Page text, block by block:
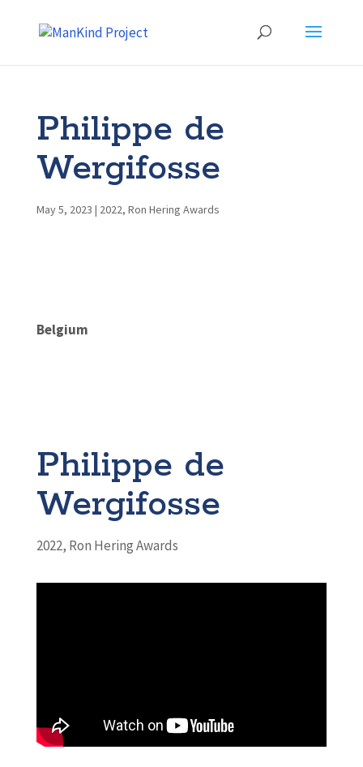
Philippe de
Wergifosse
May 5, 2023 | 2022, Ron Hering Awards
Belgium
Philippe de
Wergifosse
2022, Ron Hering Awards